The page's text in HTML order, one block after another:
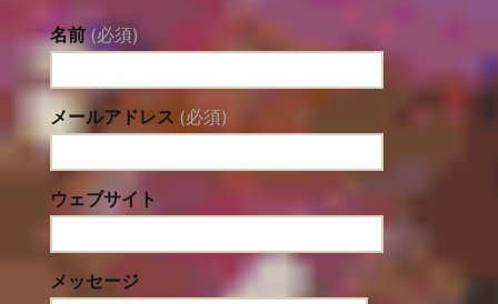
名前 (必須)
メールアドレス (必須)
ウェブサイト
メッセージ